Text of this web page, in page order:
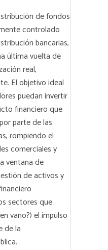
de fondos
controlado
bancarias,
última vuelta de
real,
El objetivo ideal
puedan invertir
financiero que
parte de las
rompiendo el
comerciales y
ventana de
de activos y
sectores que
vano?) el impulso
de la